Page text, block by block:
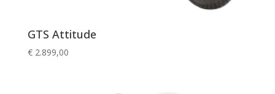
GTS Attitude
€2.899,00